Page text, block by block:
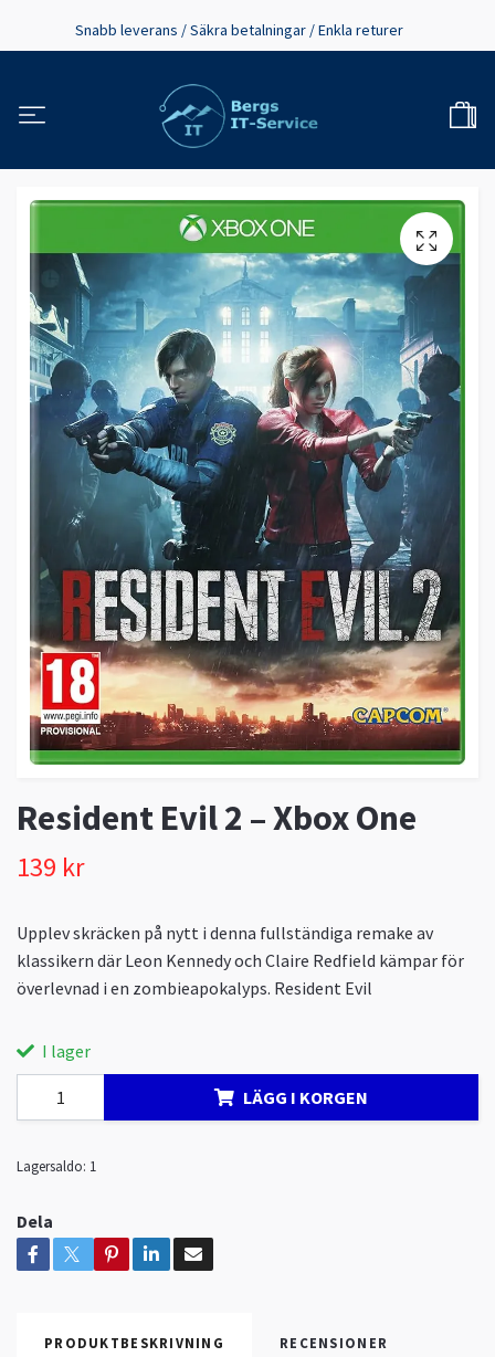
Snabb leverans / Säkra betalningar / Enkla returer
Resident Evil 2 – Xbox One
139 kr
Upplev skräcken på nytt i denna fullständiga remake av
klassikern där Leon Kennedy och Claire Redfield kämpar för
överlevnad i en zombieapokalyps. Resident Evil
I lager
LÄGG I KORGEN
Lagersaldo: 1
Dela
PRODUKTBESKRIVNING RECENSIONER